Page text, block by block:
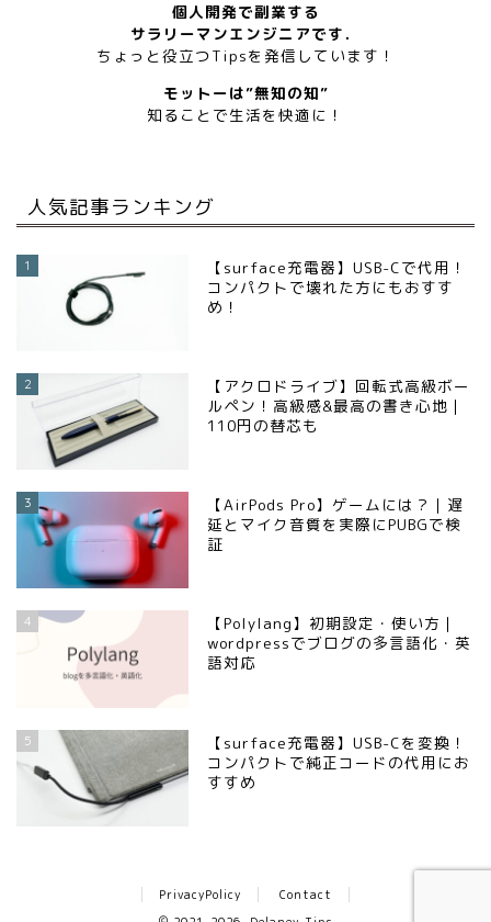
個人開発で副業する
サラリーマンエンジニアです．
ちょっと役立つTipsを発信しています！
モットーは”無知の知”
知ることで生活を快適に！
人気記事ランキング
1
【surface充電器】USB-Cで代用！
コンパクトで壊れた方にもおすす
め！
2
【アクロドライブ】回転式高級ボー
ルペン！高級感&最高の書き心地｜
110円の替芯も
3
【AirPods Pro】ゲームには？｜遅
延とマイク音質を実際にPUBGで検
証
4
【Polylang】初期設定・使い方｜
wordpressでブログの多言語化・英
語対応
5
【surface充電器】USB-Cを変換！
コンパクトで純正コードの代用にお
すすめ
PrivacyPolicy
Contact